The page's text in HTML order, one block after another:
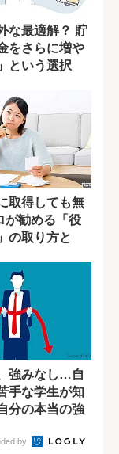
な最適解？ 貯
をさらに増や
という選択
取得しても無
が勧める「役
の取り方と
強みなし…自
手な学生が知
分の本当の強
by